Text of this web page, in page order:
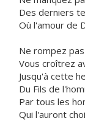
Des derniers
Où l'amour de
Ne rompez
Vous croîtrez
Jusqu'à cette
Du Fils de
Par tous les
Qui l'auront